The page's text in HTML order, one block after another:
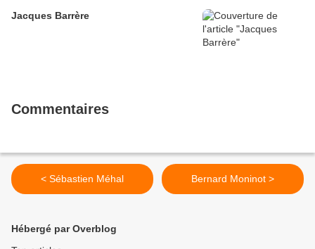
Jacques Barrère
Commentaires
< Sébastien Méhal Bernard Moninot >
Hébergé par Overblog